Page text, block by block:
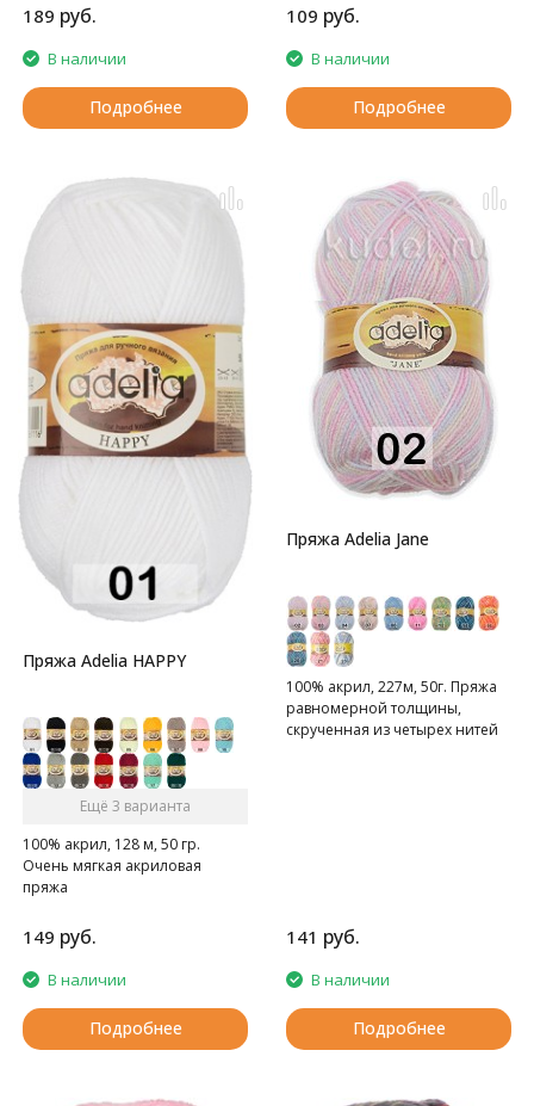
189 руб.
В наличии
Подробнее
109 руб.
В наличии
Подробнее
Пряжа Adelia HAPPY
Ещё 3 варианта
100% акрил, 128 м, 50 гр.
Очень мягкая акриловая
пряжа
149 руб.
В наличии
Подробнее
Пряжа Adelia Jane
100% акрил, 227м, 50г. Пряжа
равномерной толщины,
скрученная из четырех нитей
141 руб.
В наличии
Подробнее